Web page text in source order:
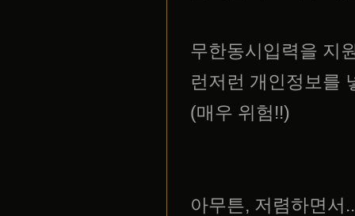
무한동시입력을 지
런저런 개인정보를
(매우 위험!!)
아무튼, 저렴하면서